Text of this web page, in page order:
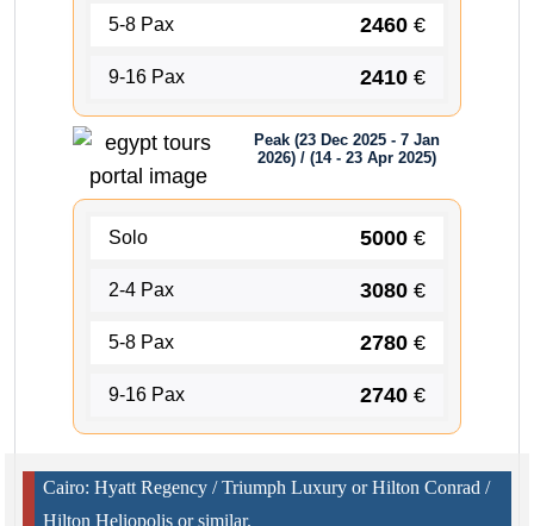
5-8 Pax 2460 €
9-16 Pax 2410 €
Peak (23 Dec 2025 - 7 Jan
2026) / (14 - 23 Apr 2025)
Solo 5000 €
2-4 Pax 3080 €
5-8 Pax 2780 €
9-16 Pax 2740 €
Cairo: Hyatt Regency / Triumph Luxury or Hilton Conrad /
Hilton Heliopolis or similar.